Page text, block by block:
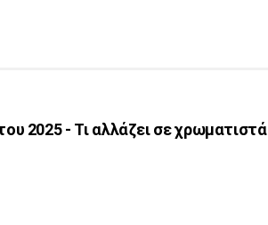
2025 - Τι αλλάζει σε χρωματιστά